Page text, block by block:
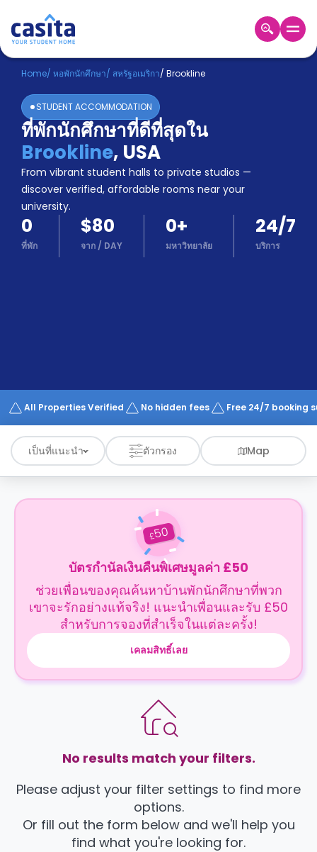
Home TH USD
เข้าสู่
ระบบ
Booking
Accommodation
About
us
Blog
Refer
And
Earn
Become
Works
Home/ หอพักนักศึกษา/ สหรัฐอเมริกา/ Brookline
STUDENT ACCOMMODATION
ที่พักนักศึกษาที่ดีที่สุดใน
Brookline, USA
From vibrant student halls to private studios —
discover verified, affordable rooms near your
university.
0
ที่พัก
$80
จาก / DAY
0+
มหาวิทยาลัย
24/7
บริการ
All Properties Verified No hidden fees Free 24/7 booking
เป็นที่แนะนำ ตัวกรอง Map
£50
บัตรกำนัลเงินคืนพิเศษมูลค่า £50
ช่วยเพื่อนของคุณค้นหาบ้านพักนักศึกษาที่พวก
เขาจะรักอย่างแท้จริง! แนะนำเพื่อนและรับ £50
สำหรับการจองที่สำเร็จในแต่ละครั้ง!
เคลมสิทธิ์เลย
No results match your filters.
Please adjust your filter settings to find more
options.
Or fill out the form below and we'll help you
find what you're looking for.